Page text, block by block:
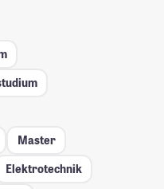
Master
Elektrotechnik